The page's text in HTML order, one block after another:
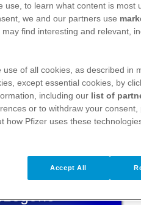
use, to learn what content is most
we and our partners use
find interesting and relevant,
of all cookies, as described in
except essential cookies, by
including our list of
or to withdraw your consent,
how Pfizer uses these
Accept All